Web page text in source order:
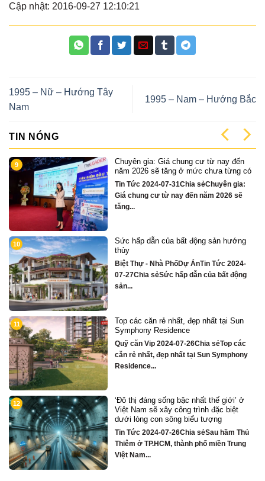
Cập nhật: 2016-09-27 12:10:21
1995 – Nữ – Hướng Tây
Nam
1995 – Nam – Hướng Bắc
TIN NÓNG
1
Cặp Nhà phố sát sông Sonata 3 tầng
chỉ hơn 16 tỷ
Quỹ căn VipTin Tức 2024-12-13Chia
sẻCặp nhà phố 3 tầng sát sông Hàn
2
Chỉ hơn 16 tỷ – nhà phố 3 tầng bên
tỷ
Quỹ căn VipTin Tức 2024-09-05Chia
Biệt thự song lập mặt sông Hàn,
tâm Đà Nẵng ngay khán đài xem
hoa DIFF
Quỹ căn VipTin Tức 2024-08-28Chia
sẻCHỈ DUY NHẤT 16 CĂN BIỆT THỰ
4
Nhà phố bên sông Hàn, ngay sát toà
căn hộ cao cấp S3 gần ngay mặt
Quỹ căn VipTin Tức 2024-08-28Chia
sẻNHÀ PHỐ BÊN SÔNG HÀN
TOWNHOUSE KINH DOANH
MẠI...
đến
có
gia:
sẽ
2024-
động
Sun
các
ở
Thủ
Trung